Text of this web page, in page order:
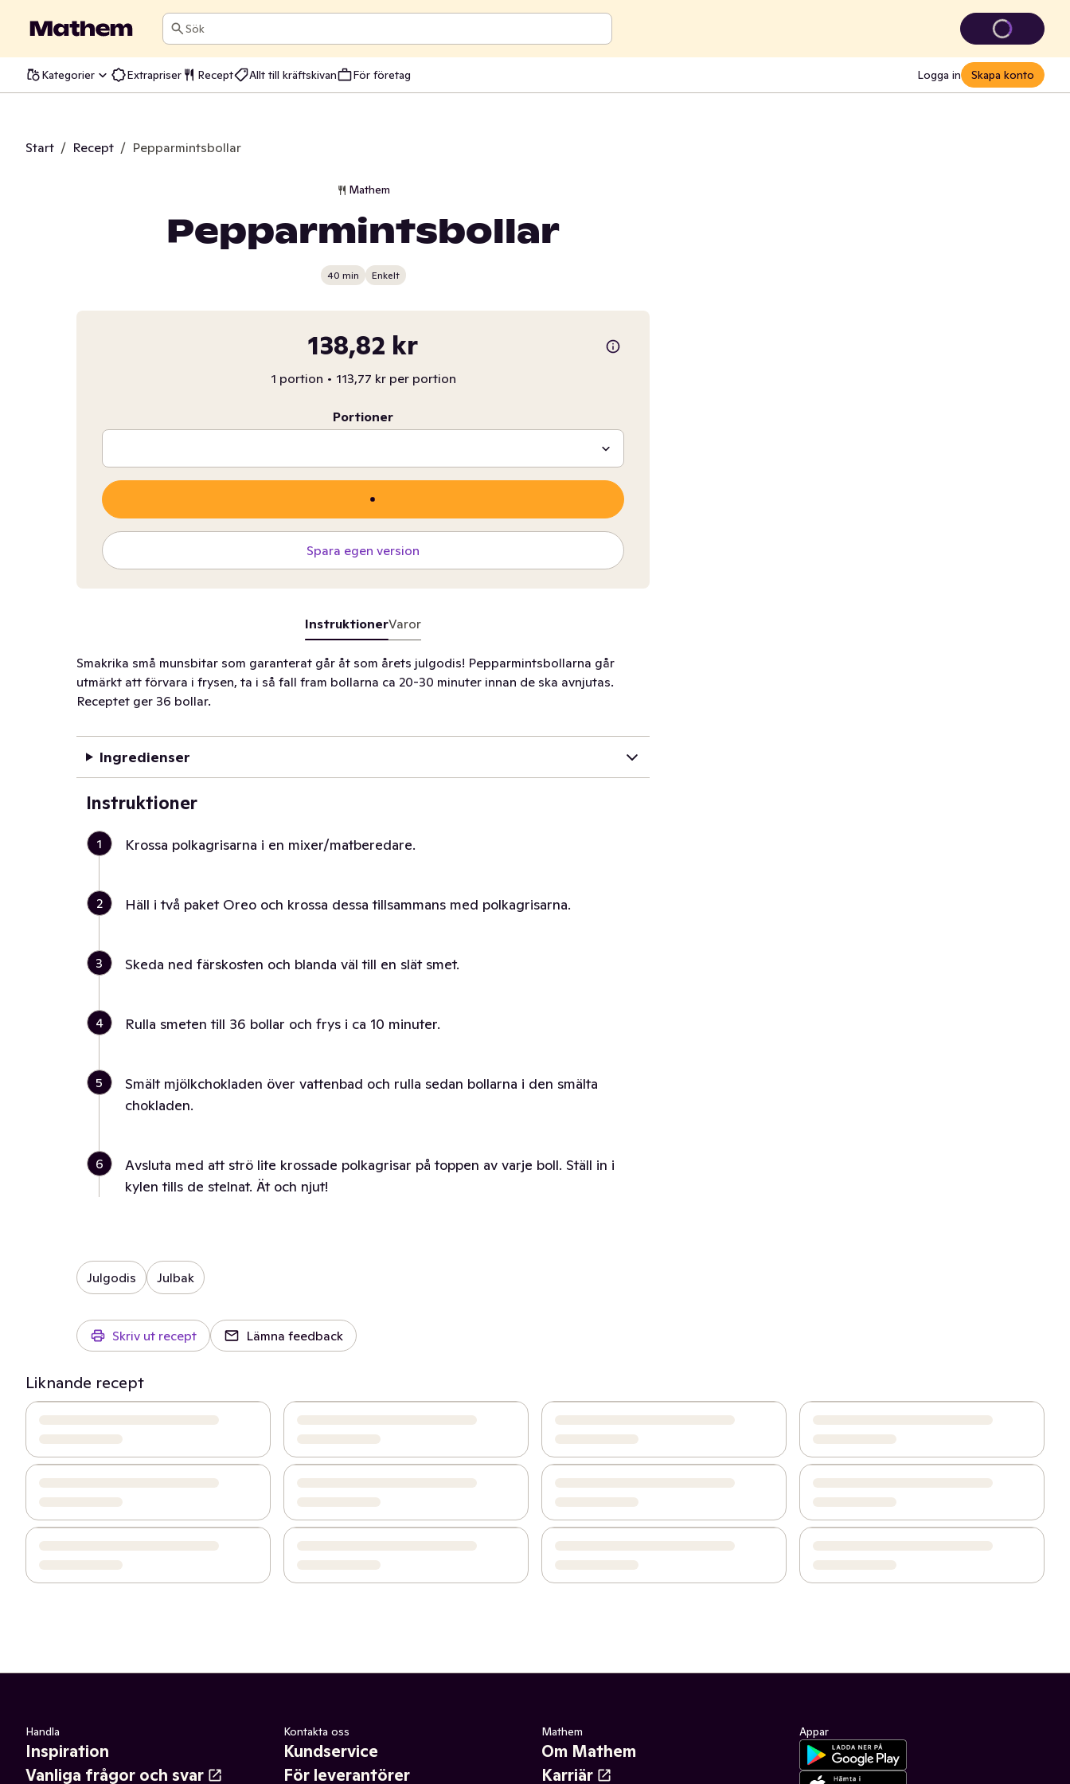
Sök
Kategorier Extrapriser Recept Allt till kräftskivan För företag Logga in Skapa konto
Start / Recept / Pepparmintsbollar
Mathem
Pepparmintsbollar
40 min Enkelt
138,82 kr
1 portion • 113,77 kr per portion
Portioner
Spara egen version
InstruktionerVaror
Smakrika små munsbitar som garanterat går åt som årets julgodis! Pepparmintsbollarna går
utmärkt att förvara i frysen, ta i så fall fram bollarna ca 20-30 minuter innan de ska avnjutas.
Receptet ger 36 bollar.
Ingredienser
Instruktioner
1 Krossa polkagrisarna i en mixer/matberedare.
2 Häll i två paket Oreo och krossa dessa tillsammans med polkagrisarna.
3 Skeda ned färskosten och blanda väl till en slät smet.
4 Rulla smeten till 36 bollar och frys i ca 10 minuter.
5
Smält mjölkchokladen över vattenbad och rulla sedan bollarna i den smälta
chokladen.
6
Avsluta med att strö lite krossade polkagrisar på toppen av varje boll. Ställ in i
kylen tills de stelnat. Ät och njut!
Julgodis Julbak
Skriv ut recept Lämna feedback
Liknande recept
Handla
Inspiration
Vanliga frågor och svar
Kontakta oss
Kundservice
För leverantörer
Mathem
Om Mathem
Karriär
Appar